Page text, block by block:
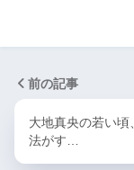
前の記事
大地真央の若い
法がす…